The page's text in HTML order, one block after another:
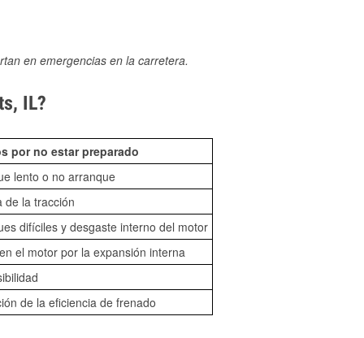
en emergencias en la carretera.
IL?
por no estar preparado
lento o no arranque
de la tracción
difíciles y desgaste interno del motor
el motor por la expansión interna
de la eficiencia de frenado